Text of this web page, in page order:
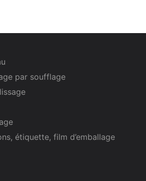
par soufflage
étiquette, film d’emballage